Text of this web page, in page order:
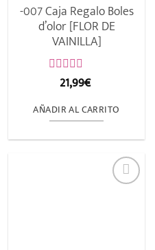
-007 Caja Regalo Boles
d’olor [FLOR DE
VAINILLA]
Valorado
de
5
21,99€
AÑADIR AL CARRITO